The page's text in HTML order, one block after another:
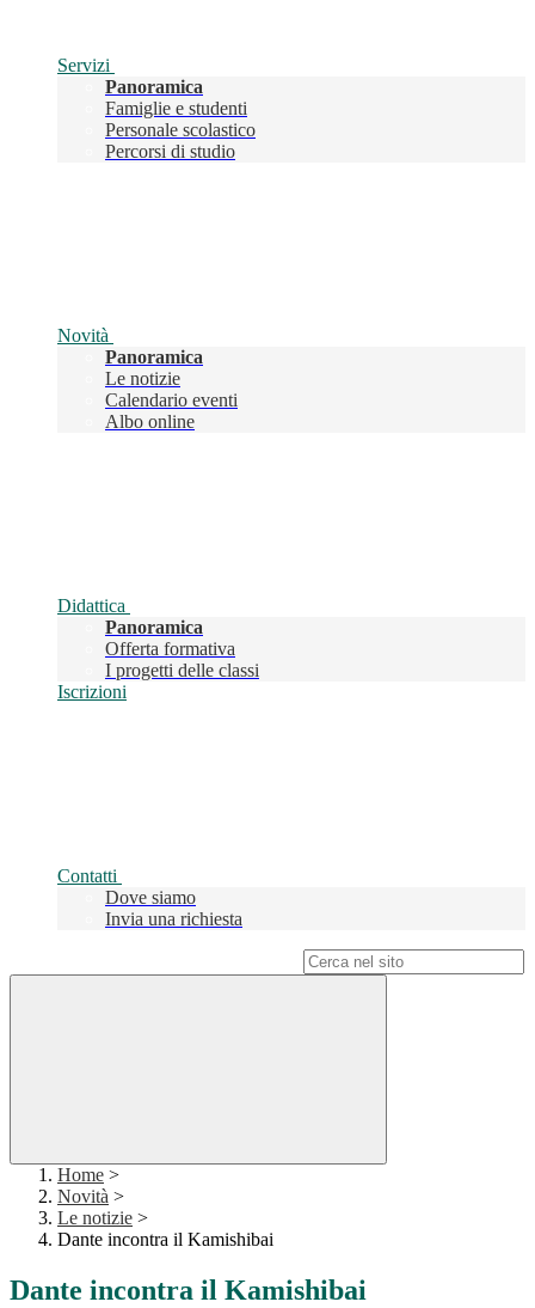
Servizi
Panoramica
Famiglie e studenti
Personale scolastico
Percorsi di studio
Novità
Panoramica
Le notizie
Calendario eventi
Albo online
Didattica
Panoramica
Offerta formativa
I progetti delle classi
Iscrizioni
Contatti
Dove siamo
Invia una richiesta
Home >
Novità >
Le notizie >
Dante incontra il Kamishibai
Dante incontra il Kamishibai